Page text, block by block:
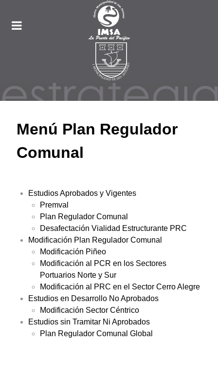
Menú Plan Regulador
Comunal
Estudios Aprobados y Vigentes
Premval
Plan Regulador Comunal
Desafectación Vialidad Estructurante PRC
Modificación Plan Regulador Comunal
Modificación Piñeo
Modificación al PCR en los Sectores
Portuarios Norte y Sur
Modificación al PRC en el Sector Cerro Alegre
Estudios en Desarrollo No Aprobados
Modificación Sector Céntrico
Estudios sin Tramitar Ni Aprobados
Plan Regulador Comunal Global